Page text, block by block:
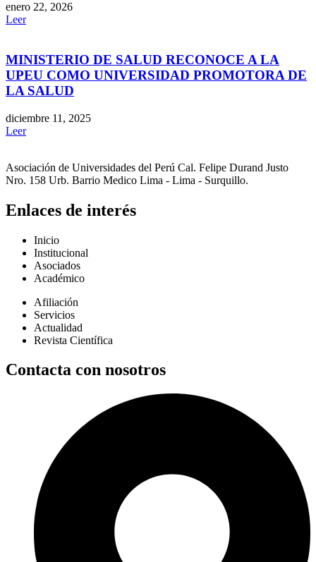
enero 22, 2026
Leer
MINISTERIO DE SALUD RECONOCE A LA
UPEU COMO UNIVERSIDAD PROMOTORA DE
LA SALUD
diciembre 11, 2025
Leer
Asociación de Universidades del Perú Cal. Felipe Durand Justo
Nro. 158 Urb. Barrio Medico Lima - Lima - Surquillo.
Enlaces de interés
Inicio
Institucional
Asociados
Académico
Afiliación
Servicios
Actualidad
Revista Científica
Contacta con nosotros